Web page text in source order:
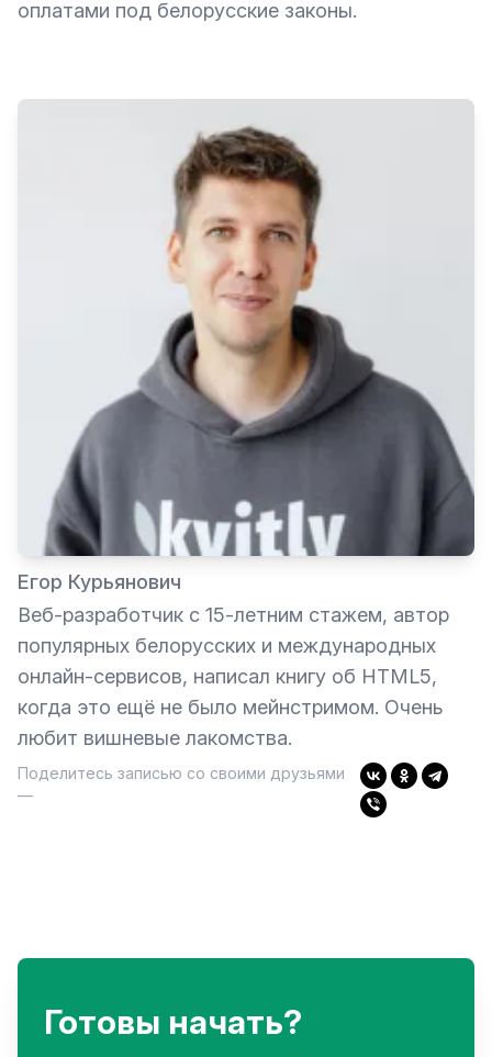
оплатами под белорусские законы.
Егор Курьянович
Веб-разработчик с 15-летним стажем, автор
популярных белорусских и международных
онлайн-сервисов, написал книгу об HTML5,
когда это ещё не было мейнстримом. Очень
любит вишневые лакомства.
Поделитесь записью со своими друзьями
—
Готовы начать?